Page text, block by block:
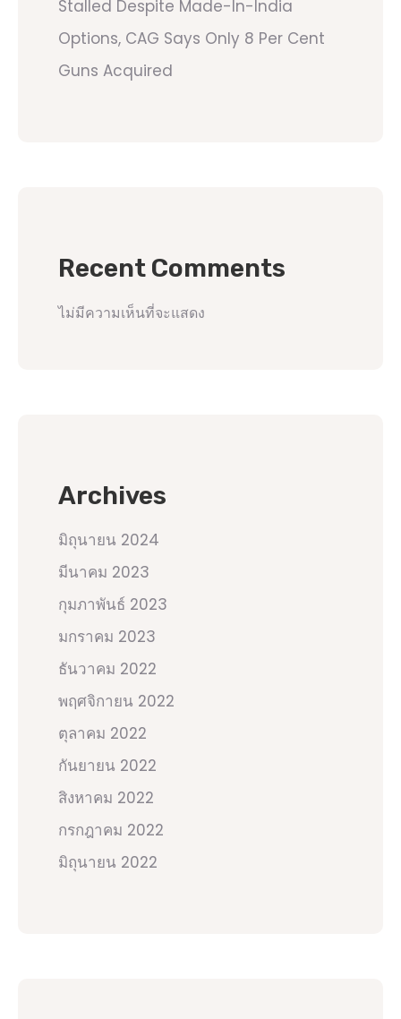
Stalled Despite Made-In-India
Options, CAG Says Only 8 Per Cent
Guns Acquired
Recent Comments
ไม่มีความเห็นที่จะแสดง
Archives
มิถุนายน 2024
มีนาคม 2023
กุมภาพันธ์ 2023
มกราคม 2023
ธันวาคม 2022
พฤศจิกายน 2022
ตุลาคม 2022
กันยายน 2022
สิงหาคม 2022
กรกฎาคม 2022
มิถุนายน 2022